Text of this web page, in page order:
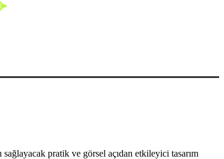
pratik ve görsel açıdan etkileyici tasarım